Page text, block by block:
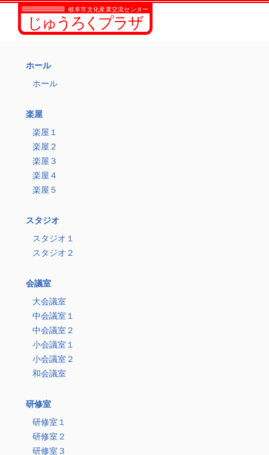
ホール
ホール
楽屋
楽屋１
楽屋２
楽屋３
楽屋４
楽屋５
スタジオ
スタジオ１
スタジオ２
会議室
大会議室
中会議室１
中会議室２
小会議室１
小会議室２
和会議室
研修室
研修室１
研修室２
研修室３